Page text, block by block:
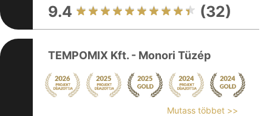
9.4 (32)
TEMPOMIX Kft. - Monori Tüzép
Mutass többet >>